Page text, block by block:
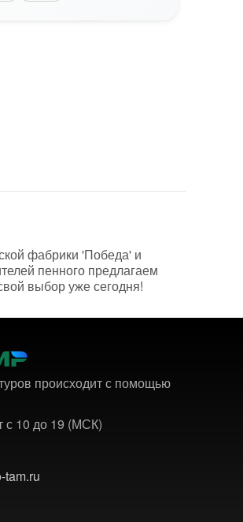
фабрики 'Победа' и
пенного предлагаем
выбор уже сегодня!
происходит с помощью
с 10 до 19 (МСК)
tam.ru